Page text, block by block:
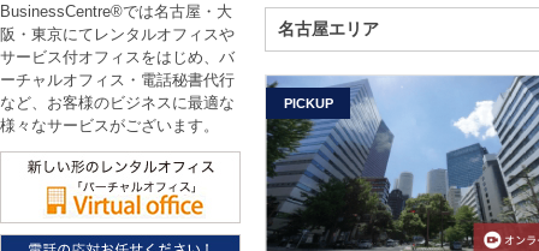
名古屋エリア
PICKUP
BusinessCentre®では名古屋・大
阪・東京にてレンタルオフィスや
サービス付オフィスをはじめ、バ
ーチャルオフィス・電話秘書代行
など、お客様のビジネスに最適な
様々なサービスがございます。